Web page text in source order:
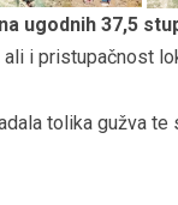
ugodnih 37,5
i pristupačnost
tolika gužva te